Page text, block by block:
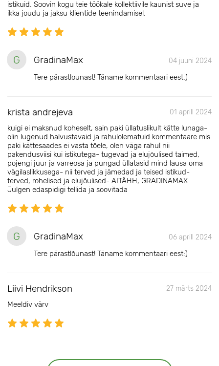
istikuid. Soovin kogu teie töökale kollektiivile kaunist suve ja
ikka jõudu ja jaksu klientide teenindamisel.
G GradinaMax 04 juuni 2024
Tere pärastlõunast! Täname kommentaari eest:)
krista andrejeva 01 aprill 2024
kuigi ei maksnud koheselt, sain paki üllatuslikult kätte lunaga-
olin lugenud halvustavaid ja rahulolematuid kommentaare mis
paki kättesaades ei vasta tõele, olen väga rahul nii
pakendusviisi kui istikutega- tugevad ja elujõulised taimed,
pojengi juur ja varreosa ja pungad üllatasid mind lausa oma
vägilaslikkusega- nii terved ja jämedad ja teised istikud-
terved, rohelised ja elujõulised- AITÄHH, GRADINAMAX.
Julgen edaspidigi tellida ja soovitada
G GradinaMax 06 aprill 2024
Tere pärastlõunast! Täname kommentaari eest:)
Liivi Hendrikson 27 märts 2024
Meeldiv värv